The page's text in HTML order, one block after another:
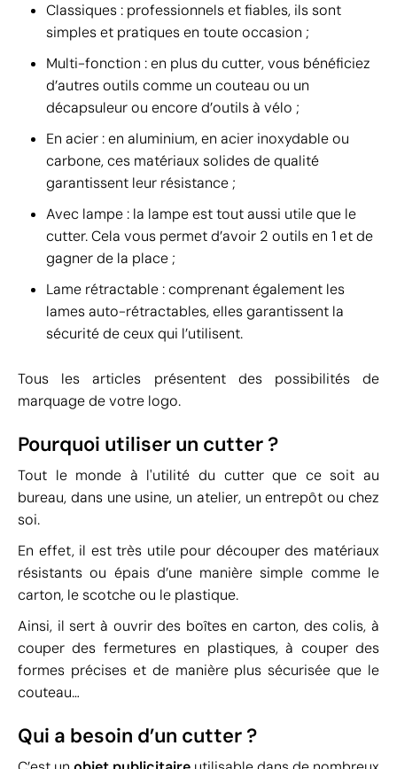
Classiques : professionnels et fiables, ils sont
simples et pratiques en toute occasion ;
Multi-fonction : en plus du cutter, vous bénéficiez
d’autres outils comme un couteau ou un
décapsuleur ou encore d’outils à vélo ;
En acier : en aluminium, en acier inoxydable ou
carbone, ces matériaux solides de qualité
garantissent leur résistance ;
Avec lampe : la lampe est tout aussi utile que le
cutter. Cela vous permet d’avoir 2 outils en 1 et de
gagner de la place ;
Lame rétractable : comprenant également les
lames auto-rétractables, elles garantissent la
sécurité de ceux qui l’utilisent.
Tous les articles présentent des possibilités de
marquage de votre logo.
Pourquoi utiliser un cutter ?
Tout le monde à l'utilité du cutter que ce soit au
bureau, dans une usine, un atelier, un entrepôt ou chez
soi.
En effet, il est très utile pour découper des matériaux
résistants ou épais d’une manière simple comme le
carton, le scotche ou le plastique.
Ainsi, il sert à ouvrir des boîtes en carton, des colis, à
couper des fermetures en plastiques, à couper des
formes précises et de manière plus sécurisée que le
couteau…
Qui a besoin d’un cutter ?